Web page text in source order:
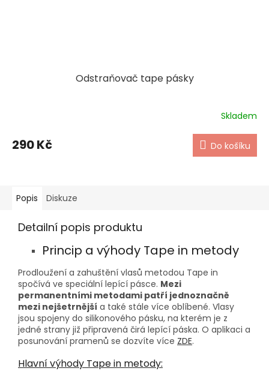
Odstraňovač tape pásky
Skladem
290 Kč Do košíku
Popis Diskuze
Detailní popis produktu
Princip a výhody Tape in metody
Prodloužení a zahuštění vlasů metodou Tape in
spočívá ve speciální lepící pásce. Mezi
permanentními metodami patří jednoznačně
mezi nejšetrnější a také stále více oblíbené. Vlasy
jsou spojeny do silikonového pásku, na kterém je z
jedné strany již připravená čirá lepící páska. O aplikaci a
posunování pramenů se dozvíte více ZDE.
Hlavní výhody Tape in metody: